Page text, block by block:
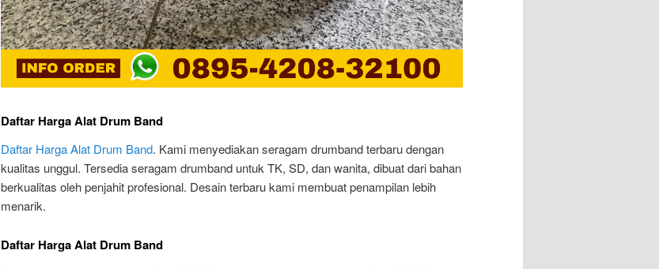
Daftar Harga Alat Drum Band
Daftar Harga Alat Drum Band. Kami menyediakan seragam drumband terbaru dengan
kualitas unggul. Tersedia seragam drumband untuk TK, SD, dan wanita, dibuat dari bahan
berkualitas oleh penjahit profesional. Desain terbaru kami membuat penampilan lebih
menarik.
Daftar Harga Alat Drum Band